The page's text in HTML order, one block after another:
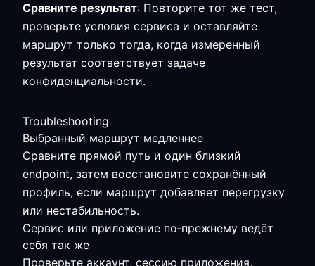
Сравните результат: Повторите тот же тест,
проверьте условия сервиса и оставляйте
маршрут только тогда, когда измеренный
результат соответствует задаче
конфиденциальности.
Troubleshooting
Выбранный маршрут медленнее
Сравните прямой путь и один близкий
endpoint, затем восстановите сохранённый
профиль, если маршрут добавляет перегрузку
или нестабильность.
Сервис или приложение по‑прежнему ведёт
себя так же
Проверьте аккаунт, сессию приложения,